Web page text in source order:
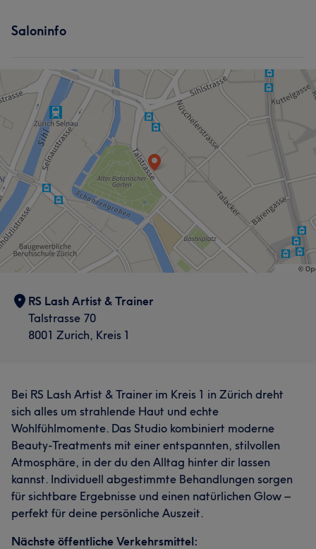
Saloninfo
RS Lash Artist & Trainer
Talstrasse 70
8001 Zurich, Kreis 1
Bei RS Lash Artist & Trainer im Kreis 1 in Zürich dreht
sich alles um strahlende Haut und echte
Wohlfühlmomente. Das Studio kombiniert moderne
Beauty-Treatments mit einer entspannten, stilvollen
Atmosphäre, in der du den Alltag hinter dir lassen
kannst. Individuell abgestimmte Behandlungen sorgen
für sichtbare Ergebnisse und einen natürlichen Glow –
perfekt für deine persönliche Auszeit.
Nächste öffentliche Verkehrsmittel: